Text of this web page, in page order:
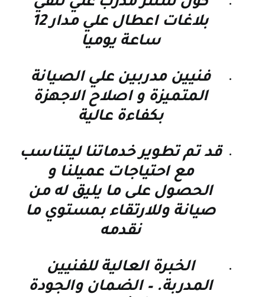
بلاغات اعطال علي مدار 12
ساعة يوميا
فنيين مدربين علي الصيانة
المتميزة و اصلاح الاجهزة
بكفاءة عالية
قد تم تطوير خدماتنا ليتناسب
مع احتياجات عميلنا و
الحصول على ما يليق له من
صيانة وللارتقاء بمستوي ما
نقدمه
الخبرة العالية للفنيين
المدربة. – الضمان والجودة